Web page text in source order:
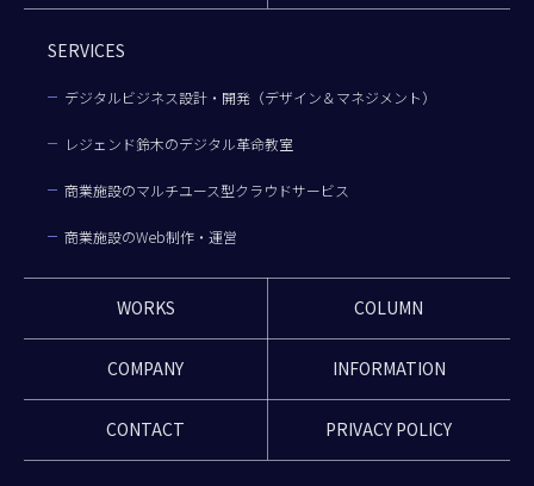
SERVICES
デジタルビジネス設計・開発（デザイン＆マネジメント）
レジェンド鈴木のデジタル革命教室
商業施設のマルチユース型クラウドサービス
商業施設のWeb制作・運営
WORKS COLUMN
COMPANY INFORMATION
CONTACT PRIVACY POLICY